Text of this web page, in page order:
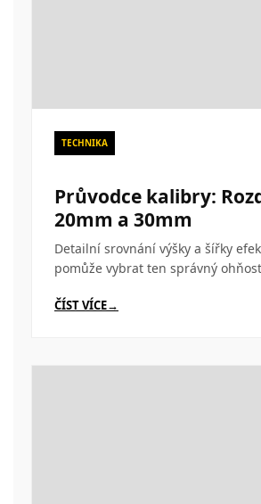
TECHNIKA
Průvodce kalibry:
20mm a 30mm
Detailní srovnání výšky a šířky
pomůže vybrat ten správný
ČÍST VÍCE